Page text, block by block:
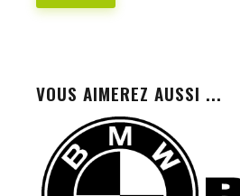
VOUS AIMEREZ AUSSI ...